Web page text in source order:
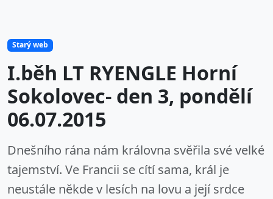
Starý web
I.běh LT RYENGLE Horní
Sokolovec- den 3, pondělí
06.07.2015
Dnešního rána nám královna svěřila své velké
tajemství. Ve Francii se cítí sama, král je
neustále někde v lesích na lovu a její srdce